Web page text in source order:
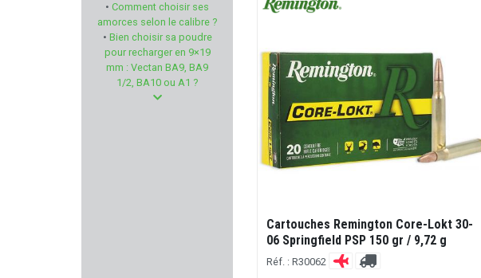
FABARM PROFESSIONNAL
IMPALA PLUS
KRUGER
• Comment choisir ses
amorces selon le calibre ?
• Bien choisir sa poudre
pour recharger en 9×19
mm : Vectan BA9, BA9
1/2, BA10 ou A1 ?
Cartouches Remington Core-Lokt 30-
06 Springfield PSP 150 gr / 9,72 g
Réf. : R30062